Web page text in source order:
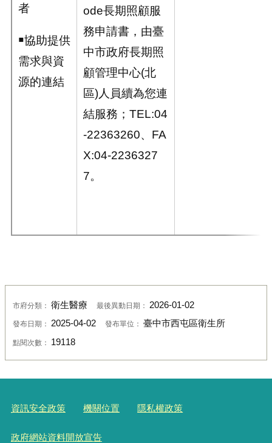
者
￭協助提供
需求與資
源的連結
ode長期照顧服
務申請書，由臺
中市政府長期照
顧管理中心(北
區)人員續為您連
結服務； TEL:04
-22363260、 FA
X:04-2236327
7。
市府分類： 衛生醫療 最後異動日期： 2026-01-02
發布日期： 2025-04-02 發布單位： 臺中市西屯區衛生所
點閱次數： 19118
資訊安全政策 機關位置 隱私權政策
政府網站資料開放宣告